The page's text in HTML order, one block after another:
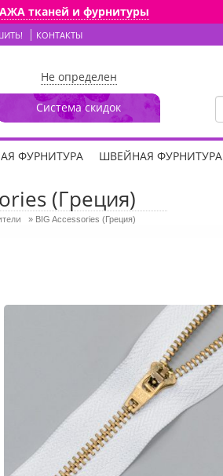
тканей и фурнитуры
КОНТАКТЫ
Не определен
Система скидок
ФУРНИТУРА ШВЕЙНАЯ ФУРНИТУРА
(Греция)
» BIG Accessories (Греция)